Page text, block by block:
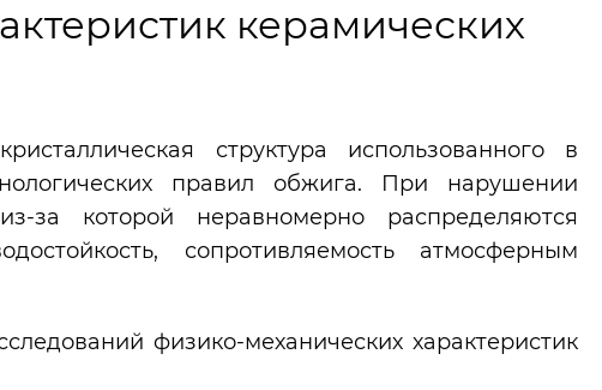
керамических
структура использованного в
правил обжига. При нарушении
за которой неравномерно распределяются
сопротивляемость атмосферным
физико-механических характеристик